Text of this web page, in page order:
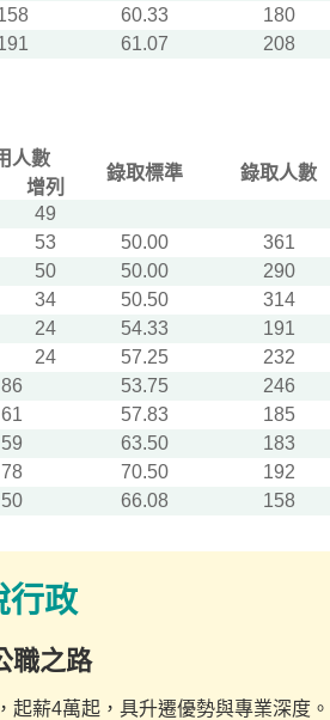
60.33 180
61.07 208
人數
錄取標準 錄取人數
增列
49
53 50.00 361
50 50.00 290
34 50.50 314
24 54.33 191
24 57.25 232
86 53.75 246
61 57.83 185
59 63.50 183
78 70.50 192
50 66.08 158
行政
職之路
薪4萬起，具升遷優勢與專業深度。